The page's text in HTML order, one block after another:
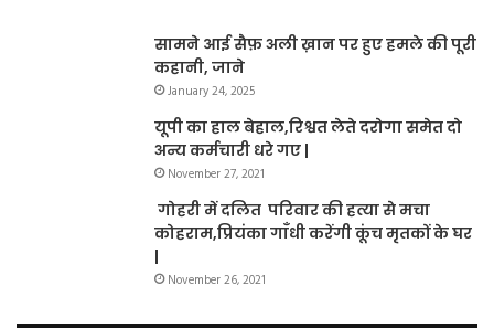
सामने आई सैफ़ अली ख़ान पर हुए हमले की पूरी
कहानी, जाने
January 24, 2025
यूपी का हाल बेहाल,रिश्वत लेते दरोगा समेत दो
अन्य कर्मचारी धरे गए |
November 27, 2021
गोहरी में दलित परिवार की हत्या से मचा
कोहराम,प्रियंका गाँधी करेंगी कूंच मृतकों के घर
|
November 26, 2021